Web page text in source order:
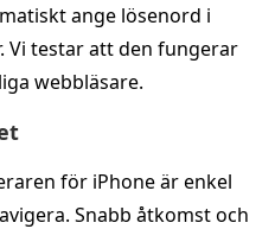
ange lösenord i
Vi testar att den fungerar
webbläsare.
för iPhone är enkel
Snabb åtkomst och